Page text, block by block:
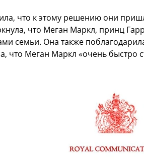
что к этому решению они
что Меган Маркл, принц
семьи. Она также
что Меган Маркл «очень